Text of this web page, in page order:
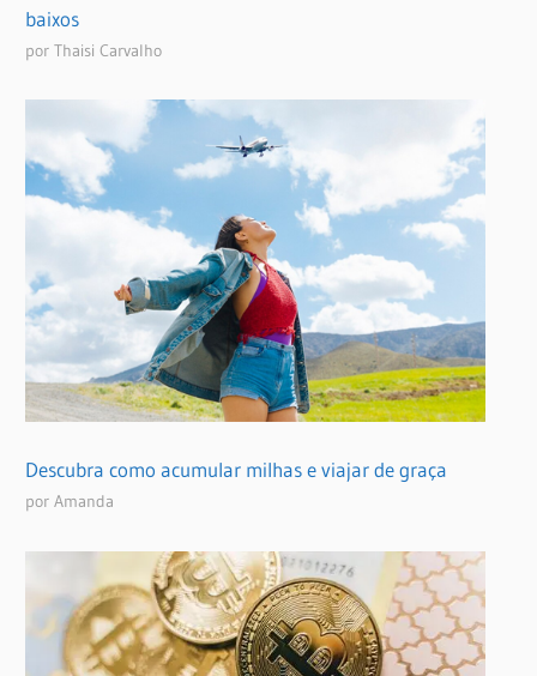
baixos
por Thaisi Carvalho
Descubra como acumular milhas e viajar de graça
por Amanda